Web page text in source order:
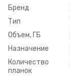
Бренд
Тип
Объем, ГБ
Назначение
Количество
планок